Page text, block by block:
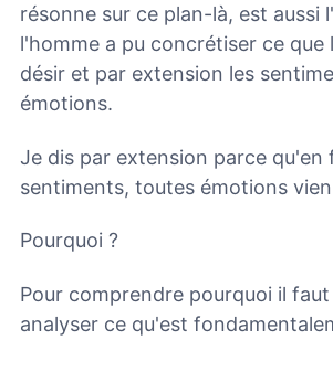
résonne sur ce plan-là, est aussi
l'homme a pu concrétiser ce que
désir et par extension les
émotions.
Je dis par extension parce qu'en
sentiments, toutes émotions
Pourquoi ?
Pour comprendre pourquoi il
analyser ce qu'est